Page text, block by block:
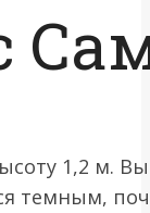
1,2 м.
темным,